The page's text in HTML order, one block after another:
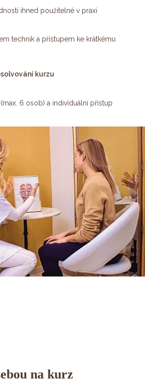
ihned použitelné v praxi
technik a přístupem ke krátkému
kurzu
6 osob) a individuální přístup
na kurz